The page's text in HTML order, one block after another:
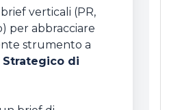
verticali (PR,
per abbracciare
strumento a
Strategico di